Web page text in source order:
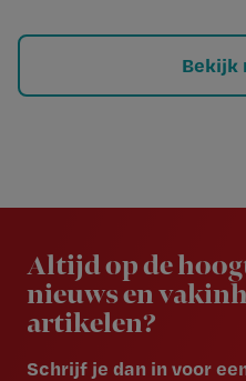
Bekijk
Altijd op de
nieuws en
artikelen?
Schrijf je dan in voor